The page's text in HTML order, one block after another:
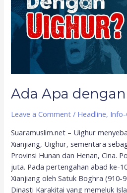
Ada Apa
Leave a Comment / Headline, Info-
Suaramuslim.net – Uighur
Xianjiang, Uighur, sementara
Provinsi Hunan dan Henan, Cina.
juta. Pada pertengahan abad ke-
Xianjiang oleh Satuk Boghra (910-
Dinasti Karakitai yang memeluk